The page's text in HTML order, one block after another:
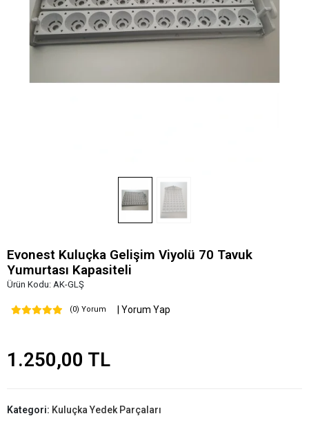
Evonest Kuluçka Gelişim Viyolü 70 Tavuk
Yumurtası Kapasiteli
Ürün Kodu: AK-GLŞ
(0) Yorum | Yorum Yap
1.250,00 TL
Kategori: Kuluçka Yedek Parçaları